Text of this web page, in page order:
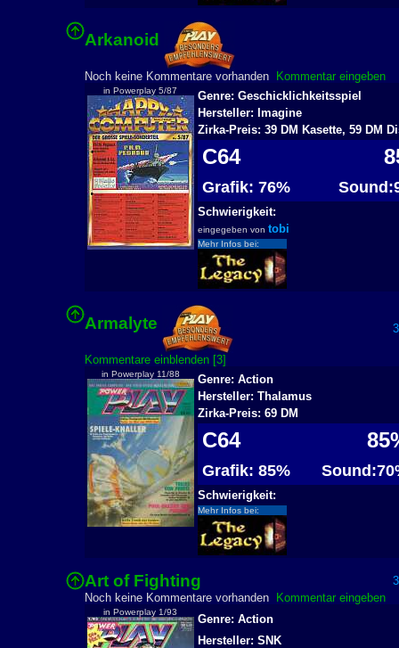
Arkanoid
Noch keine Kommentare vorhanden Kommentar eingeben
in Powerplay 5/87
Genre: Geschicklichkeitsspiel
Hersteller: Imagine
Zirka-Preis: 39 DM Kasette, 59 DM
C64
Grafik: 76%
Schwierigkeit:
eingegeben von tobi
Mehr Infos bei:
Armalyte
Kommentare einblenden [3]
in Powerplay 11/88
Genre: Action
Hersteller: Thalamus
Zirka-Preis: 69 DM
C64
Grafik: 85%
Schwierigkeit:
Mehr Infos bei:
Art of Fighting
Noch keine Kommentare vorhanden
Kommentar eingeben
in Powerplay 1/93
Genre: Action
Hersteller: SNK